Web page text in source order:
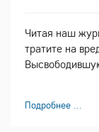
Читая наш
тратите на
Подробнее ...